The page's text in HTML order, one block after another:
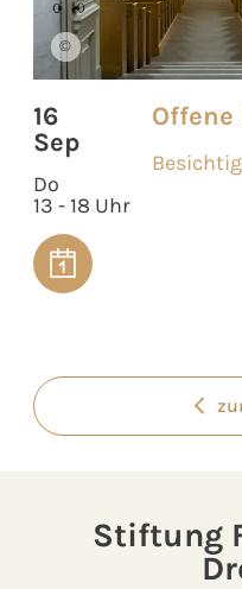
©
16
Sep
Do
13 - 18 Uhr
Stiftung